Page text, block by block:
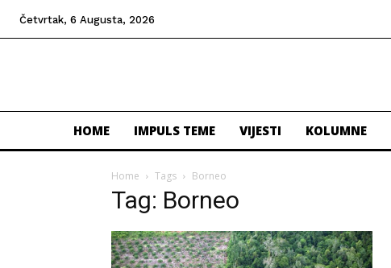
Četvrtak, 6 Augusta, 2026
HOME IMPULS TEME VIJESTI KOLUMNE
Home Tags Borneo
Tag: Borneo